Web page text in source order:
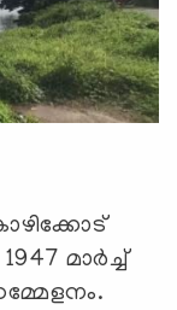
മാര്‍ച്ച്